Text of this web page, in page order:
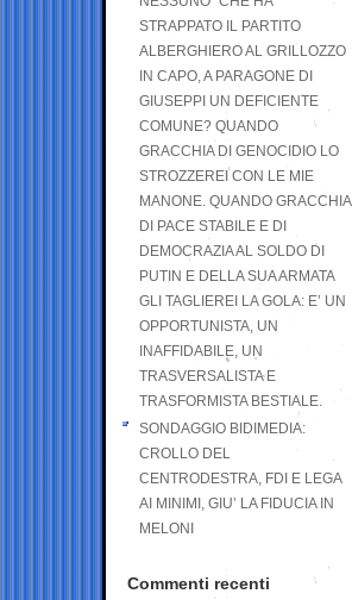
STRAPPATO IL PARTITO
ALBERGHIERO AL GRILLOZZO
IN CAPO, A PARAGONE DI
GIUSEPPI UN DEFICIENTE
COMUNE? QUANDO
GRACCHIA DI GENOCIDIO LO
STROZZEREI CON LE MIE
MANONE. QUANDO GRACCHIA
DI PACE STABILE E DI
DEMOCRAZIA AL SOLDO DI
PUTIN E DELLA SUA ARMATA
GLI TAGLIEREI LA GOLA: E’ UN
OPPORTUNISTA, UN
INAFFIDABILE, UN
TRASVERSALISTA E
TRASFORMISTA BESTIALE.
SONDAGGIO BIDIMEDIA:
CROLLO DEL
CENTRODESTRA, FDI E LEGA
AI MINIMI, GIU’ LA FIDUCIA IN
MELONI
Commenti recenti